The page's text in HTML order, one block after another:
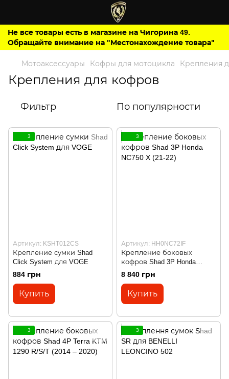
Не все товары есть в магазине на Чигорина 49.
Обращайте внимание на "Местонахождение товара"
Мотоаксессуары Кофры для мотоцикла Крепления
Крепления для кофров
Фильтр По популярности
3
Артикул: KSHT012CS
Крепление сумки Shad
Click System для VOGE
884 грн
Купить
3
Артикул: HH0NC72IF
Крепление боковых
кофров Shad 3P Honda
NC750 X (21-22)
8 840 грн
Купить
3 3